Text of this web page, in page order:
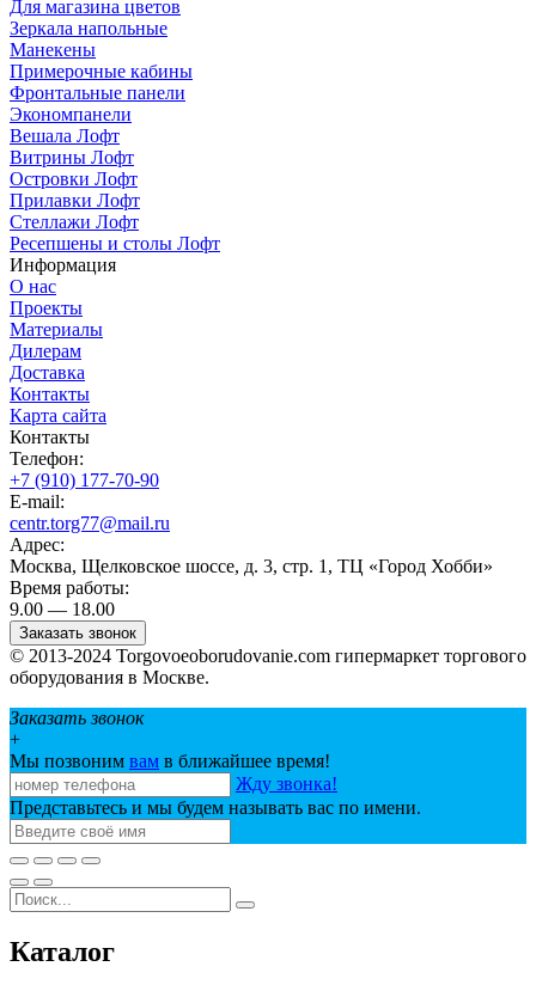
Для магазина цветов
Зеркала напольные
Манекены
Примерочные кабины
Фронтальные панели
Экономпанели
Вешала Лофт
Витрины Лофт
Островки Лофт
Прилавки Лофт
Стеллажи Лофт
Ресепшены и столы Лофт
Информация
О нас
Проекты
Материалы
Дилерам
Доставка
Контакты
Карта сайта
Контакты
Телефон:
+7 (910) 177-70-90
E-mail:
centr.torg77@mail.ru
Адрес:
Москва, Щелковское шоссе, д. 3, стр. 1, ТЦ «Город Хобби»
Время работы:
9.00 — 18.00
Заказать звонок
© 2013-2024 Torgovoeoborudovanie.com гипермаркет торгового
оборудования в Москве.
Заказать звонок
+
Мы позвоним вам в ближайшее время!
Жду звонка!
Представьтесь и мы будем называть вас по имени.
Каталог